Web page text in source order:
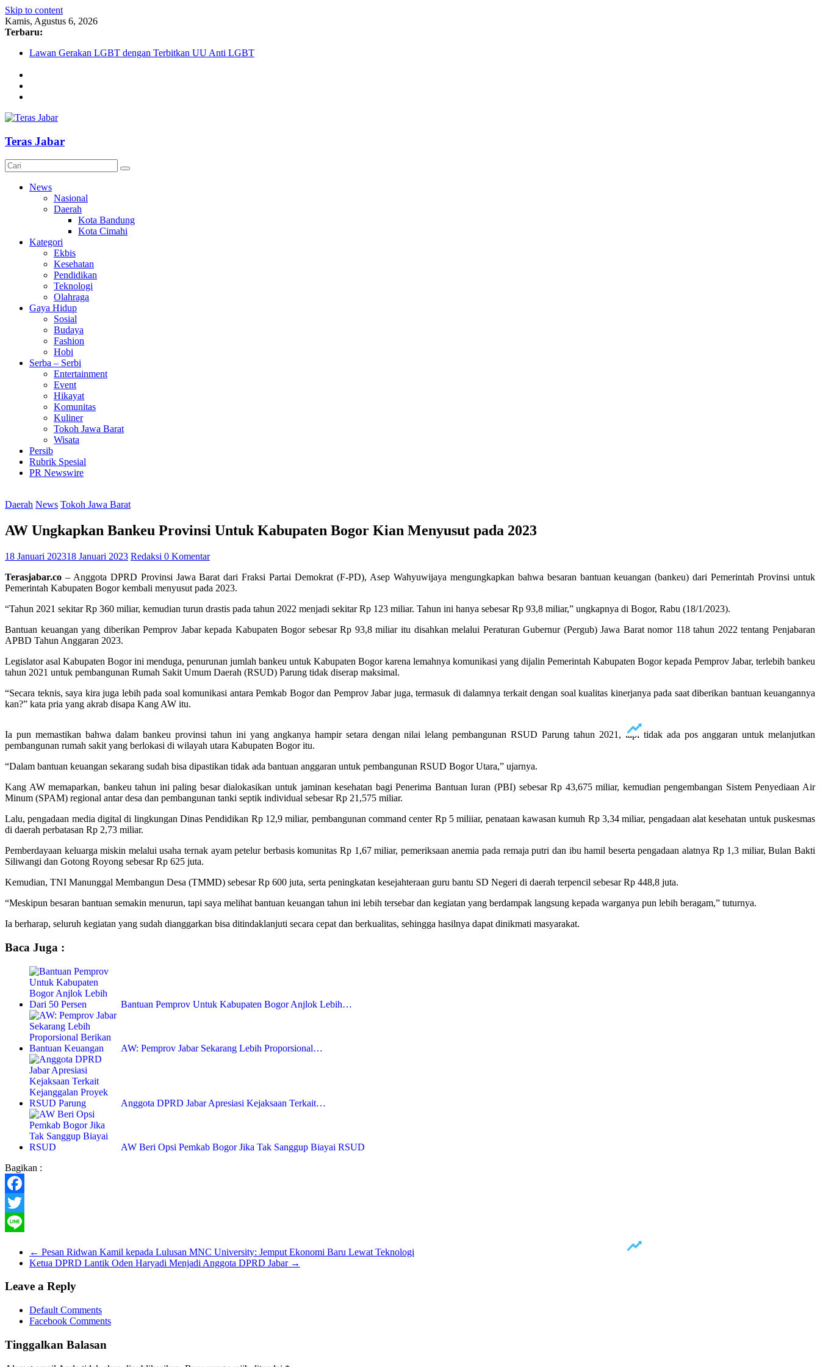
Skip to content
Kamis, Agustus 6, 2026
Terbaru:
Lawan Gerakan LGBT dengan Terbitkan UU Anti LGBT
Teras Jabar
News
Nasional
Daerah
Kota Bandung
Kota Cimahi
Kategori
Ekbis
Kesehatan
Pendidikan
Teknologi
Olahraga
Gaya Hidup
Sosial
Budaya
Fashion
Hobi
Serba – Serbi
Entertainment
Event
Hikayat
Komunitas
Kuliner
Tokoh Jawa Barat
Wisata
Persib
Rubrik Spesial
PR Newswire
Daerah News Tokoh Jawa Barat
AW Ungkapkan Bankeu Provinsi Untuk Kabupaten Bogor Kian Menyusut pada 2023
18 Januari 202318 Januari 2023 Redaksi 0 Komentar
Terasjabar.co – Anggota DPRD Provinsi Jawa Barat dari Fraksi Partai Demokrat (F-PD), Asep Wahyuwijaya mengungkapkan bahwa besaran bantuan keuangan (bankeu) dari Pemerintah Provinsi untuk
Pemerintah Kabupaten Bogor kembali menyusut pada 2023.
“Tahun 2021 sekitar Rp 360 miliar, kemudian turun drastis pada tahun 2022 menjadi sekitar Rp 123 miliar. Tahun ini hanya sebesar Rp 93,8 miliar,” ungkapnya di Bogor, Rabu (18/1/2023).
Bantuan keuangan yang diberikan Pemprov Jabar kepada Kabupaten Bogor sebesar Rp 93,8 miliar itu disahkan melalui Peraturan Gubernur (Pergub) Jawa Barat nomor 118 tahun 2022 tentang Penjabaran
APBD Tahun Anggaran 2023.
Legislator asal Kabupaten Bogor ini menduga, penurunan jumlah bankeu untuk Kabupaten Bogor karena lemahnya komunikasi yang dijalin Pemerintah Kabupaten Bogor kepada Pemprov Jabar, terlebih bankeu
tahun 2021 untuk pembangunan Rumah Sakit Umum Daerah (RSUD) Parung tidak diserap maksimal.
“Secara teknis, saya kira juga lebih pada soal komunikasi antara Pemkab Bogor dan Pemprov Jabar juga, termasuk di dalamnya terkait dengan soal kualitas kinerjanya pada saat diberikan bantuan keuangannya
kan?” kata pria yang akrab disapa Kang AW itu.
Ia pun memastikan bahwa dalam bankeu provinsi tahun ini yang angkanya hampir setara dengan nilai lelang pembangunan RSUD Parung tahun 2021, tapi tidak ada pos anggaran untuk melanjutkan
pembangunan rumah sakit yang berlokasi di wilayah utara Kabupaten Bogor itu.
“Dalam bantuan keuangan sekarang sudah bisa dipastikan tidak ada bantuan anggaran untuk pembangunan RSUD Bogor Utara,” ujarnya.
Kang AW memaparkan, bankeu tahun ini paling besar dialokasikan untuk jaminan kesehatan bagi Penerima Bantuan Iuran (PBI) sebesar Rp 43,675 miliar, kemudian pengembangan Sistem Penyediaan Air
Minum (SPAM) regional antar desa dan pembangunan tanki septik individual sebesar Rp 21,575 miliar.
Lalu, pengadaan media digital di lingkungan Dinas Pendidikan Rp 12,9 miliar, pembangunan command center Rp 5 miliiar, penataan kawasan kumuh Rp 3,34 miliar, pengadaan alat kesehatan untuk puskesmas
di daerah perbatasan Rp 2,73 miliar.
Pemberdayaan keluarga miskin melalui usaha ternak ayam petelur berbasis komunitas Rp 1,67 miliar, pemeriksaan anemia pada remaja putri dan ibu hamil beserta pengadaan alatnya Rp 1,3 miliar, Bulan Bakti
Siliwangi dan Gotong Royong sebesar Rp 625 juta.
Kemudian, TNI Manunggal Membangun Desa (TMMD) sebesar Rp 600 juta, serta peningkatan kesejahteraan guru bantu SD Negeri di daerah terpencil sebesar Rp 448,8 juta.
“Meskipun besaran bantuan semakin menurun, tapi saya melihat bantuan keuangan tahun ini lebih tersebar dan kegiatan yang berdampak langsung kepada warganya pun lebih beragam,” tuturnya.
Ia berharap, seluruh kegiatan yang sudah dianggarkan bisa ditindaklanjuti secara cepat dan berkualitas, sehingga hasilnya dapat dinikmati masyarakat.
Baca Juga :
Bantuan Pemprov Untuk Kabupaten Bogor Anjlok Lebih…
AW: Pemprov Jabar Sekarang Lebih Proporsional…
Anggota DPRD Jabar Apresiasi Kejaksaan Terkait…
AW Beri Opsi Pemkab Bogor Jika Tak Sanggup Biayai RSUD
Bagikan :
Facebook
Twitter
← Pesan Ridwan Kamil kepada Lulusan MNC University: Jemput Ekonomi Baru Lewat Teknologi
Ketua DPRD Lantik Oden Haryadi Menjadi Anggota DPRD Jabar →
Leave a Reply
Default Comments
Facebook Comments
Tinggalkan Balasan